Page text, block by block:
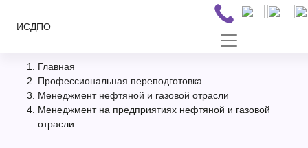
ИСДПО
Главная
Профессиональная переподготовка
Менеджмент нефтяной и газовой отрасли
Менеджмент на предприятиях нефтяной и газовой
отрасли